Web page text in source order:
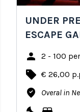
UNDER
ESCAPE
person 2 - 100
local_offer € 26,00
where_to_vote Overal in